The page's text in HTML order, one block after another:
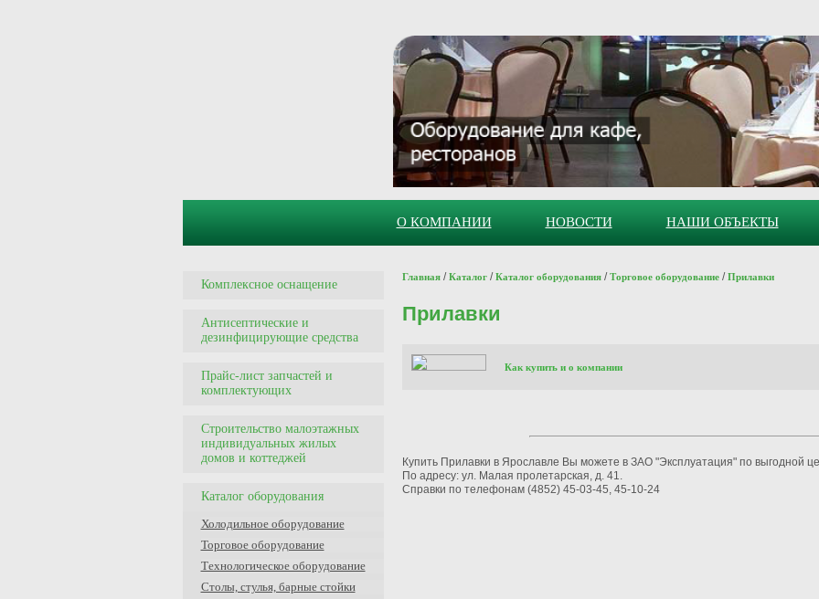
О КОМПАНИИ НОВОСТИ НАШИ ОБЪЕКТЫ
Комплексное оснащение
Антисептические и
дезинфицирующие средства
Прайс-лист запчастей и
комплектующих
Строительство малоэтажных
индивидуальных жилых
домов и коттеджей
Каталог оборудования
Холодильное оборудование
Торговое оборудование
Технологическое оборудование
Столы, стулья, барные стойки
Главная/Каталог/Каталог оборудования/Торговое оборудование/Прилавки
Прилавки
Как купить и о компании
Купить Прилавки в Ярославле Вы можете в ЗАО "Эксплуатация" по выгодной
По адресу: ул. Малая пролетарская, д. 41.
Справки по телефонам (4852) 45-03-45, 45-10-24